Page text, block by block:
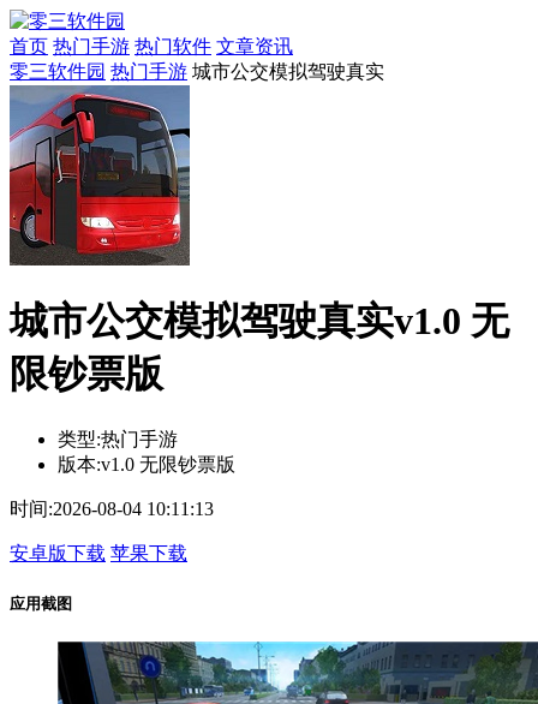
首页 热门手游 热门软件 文章资讯
零三软件园 热门手游 城市公交模拟驾驶真实
城市公交模拟驾驶真实v1.0 无
限钞票版
类型:热门手游
版本:v1.0 无限钞票版
时间:2026-08-04 10:11:13
安卓版下载 苹果下载
应用截图